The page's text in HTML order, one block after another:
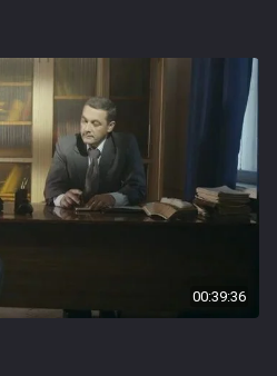
00:39:36